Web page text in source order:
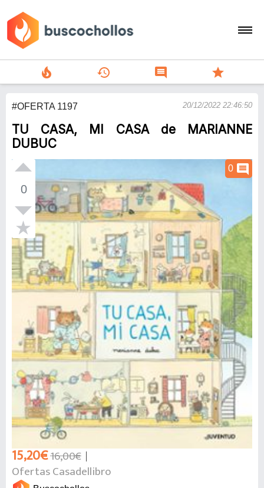
search
person
add
Menu
local_fire_department history comment star
#OFERTA 1197 20/12/2022 22:46:50
TU CASA, MI CASA de MARIANNE
DUBUC
0
0 comment
15,20€16,00€
Ofertas Casadellibro